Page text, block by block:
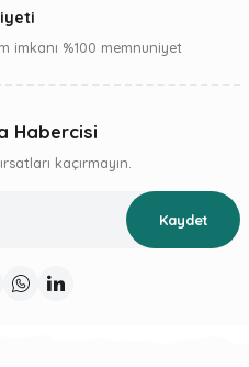
imkanı %100 memnuniyet
Habercisi
kaçırmayın.
Kaydet